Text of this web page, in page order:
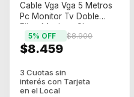
Cable Vga Vga 5 Metros
Pc Monitor Tv Doble
Filtro Macho - Skyway
$8.459
$8.900
5% OFF